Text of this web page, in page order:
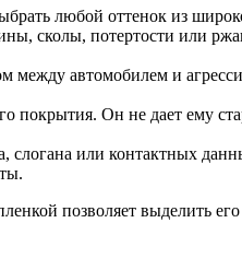
любой оттенок из
сколы, потертости или
между автомобилем и
Он не дает ему
или контактных
позволяет выделить